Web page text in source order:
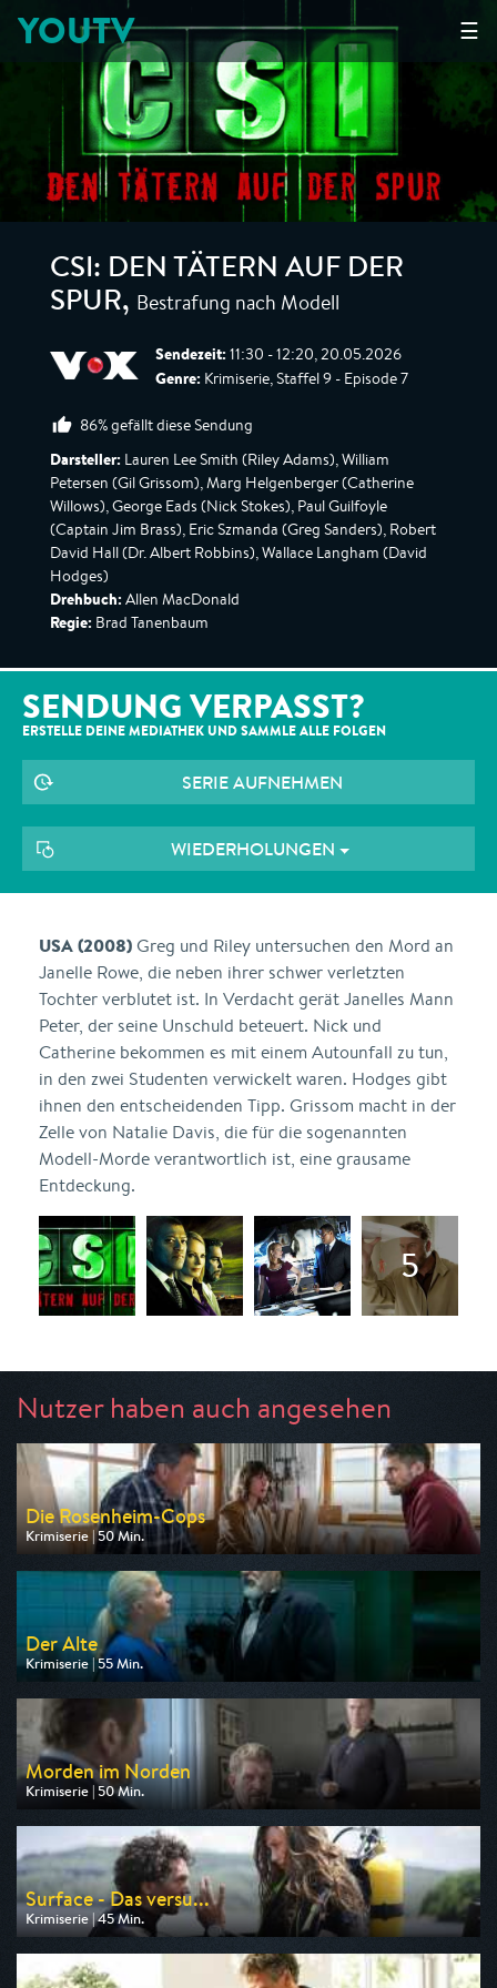
☰
YOUTV
CSI: DEN TÄTERN AUF DER
SPUR, Bestrafung nach Modell
Sendezeit: 11:30 - 12:20, 20.05.2026
Genre: Krimiserie, Staffel 9 - Episode 7
86% gefällt diese Sendung
Darsteller: Lauren Lee Smith (Riley Adams), William
Petersen (Gil Grissom), Marg Helgenberger (Catherine
Willows), George Eads (Nick Stokes), Paul Guilfoyle
(Captain Jim Brass), Eric Szmanda (Greg Sanders), Robert
David Hall (Dr. Albert Robbins), Wallace Langham (David
Hodges)
Drehbuch: Allen MacDonald
Regie: Brad Tanenbaum
SENDUNG VERPASST?
ERSTELLE DEINE MEDIATHEK UND SAMMLE ALLE FOLGEN
SERIE AUFNEHMEN
WIEDERHOLUNGEN
USA (2008)Greg und Riley untersuchen den Mord an
Janelle Rowe, die neben ihrer schwer verletzten
Tochter verblutet ist. In Verdacht gerät Janelles Mann
Peter, der seine Unschuld beteuert. Nick und
Catherine bekommen es mit einem Autounfall zu tun,
in den zwei Studenten verwickelt waren. Hodges gibt
ihnen den entscheidenden Tipp. Grissom macht in der
Zelle von Natalie Davis, die für die sogenannten
Modell-Morde verantwortlich ist, eine grausame
Entdeckung.
Nutzer haben auch angesehen
Die Rosenheim-Cops
Krimiserie | 50 Min.
Ausgestrahlt von ZDF
am 08.08.2026, 16:10
Der Alte
Krimiserie | 55 Min.
Ausgestrahlt von ZDF
am 09.08.2026, 18:00
Morden im Norden
Krimiserie | 50 Min.
Ausgestrahlt von ARD
am 08.08.2026, 19:00
Surface - Das versu...
Krimiserie | 45 Min.
Ausgestrahlt von ARD
am 09.08.2026, 22:05